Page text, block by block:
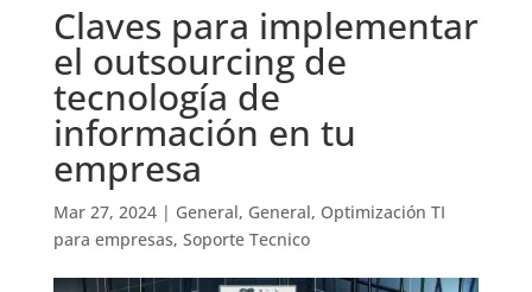
Claves para implementar
el outsourcing de
tecnología de
información en tu
empresa
Mar 27, 2024| General, General, Optimización TI
para empresas, Soporte Tecnico